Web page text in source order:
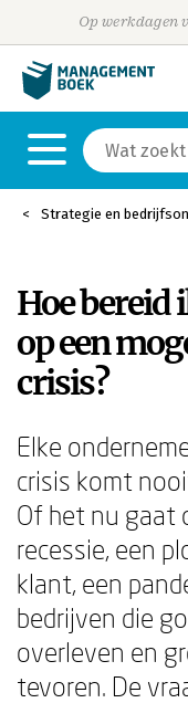
Op werkdagen
Strategie en
Hoe
op een
crisis?
Elke
crisis komt
Of het nu gaat
recessie, een
klant, een
bedrijven die
overleven en
tevoren. De